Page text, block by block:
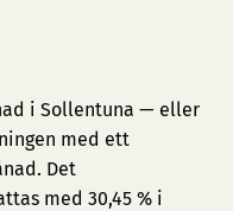
i Sollentuna — eller
med ett
Det
med 30,45 % i